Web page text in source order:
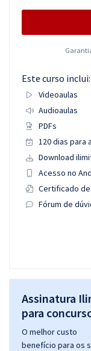
Este curso inclui:
Videoaulas
Audioaulas
PDFs
120 dias para
Download
Acesso no
Certificado
Fórum de
Assinatura
para
O melhor custo
benefício para os